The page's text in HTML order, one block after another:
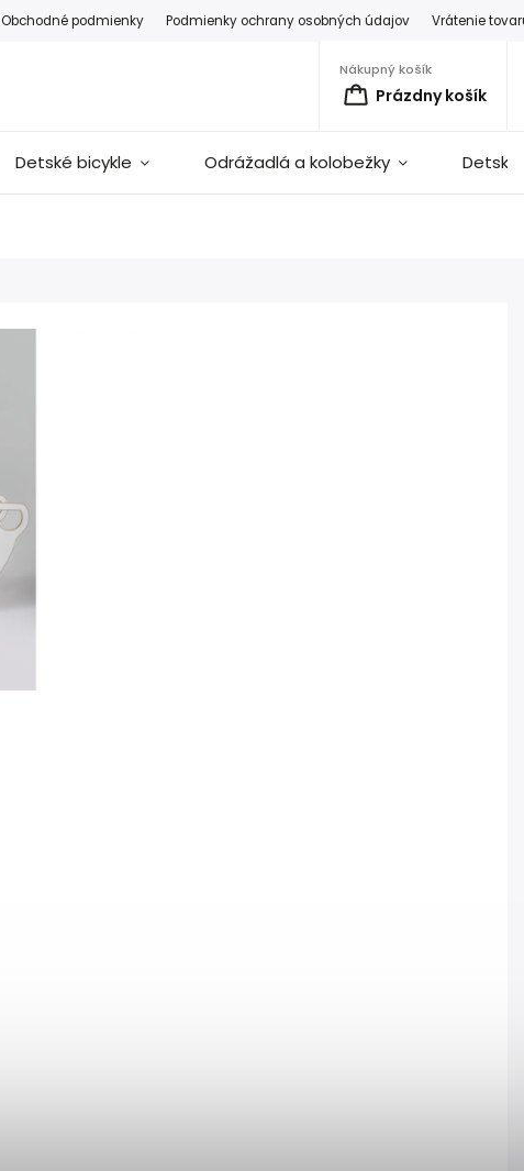
Obchodné podmienky Podmienky ochrany osobných údajov Vrátenie
Nákupný košík
Prázdny košík
Detské bicykle Odrážadlá a kolobežky